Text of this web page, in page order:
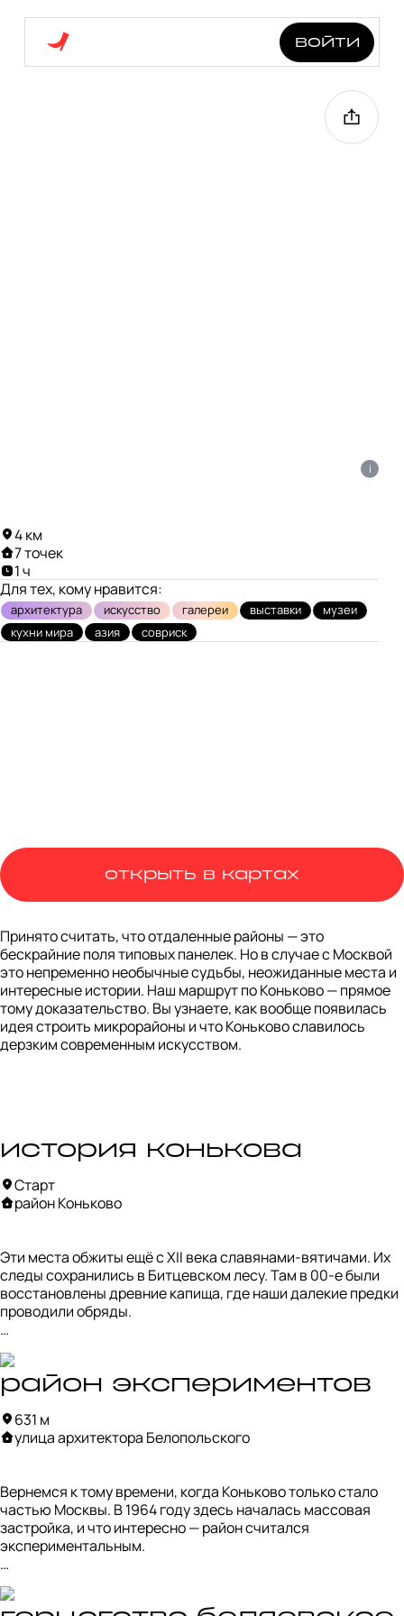
войти
i
Принято считать, что отдаленные районы — это
бескрайние поля типовых панелек. Но в случае с Москвой
это непременно необычные судьбы, неожиданные места и
интересные истории. Наш маршрут по Коньково — прямое
тому доказательство. Вы узнаете, как вообще появилась
идея строить микрорайоны и что Коньково славилось
дерзким современным искусством.
история конькова
Старт
район Коньково
Эти места обжиты ещё с XII века славянами-вятичами. Их
следы сохранились в Битцевском лесу. Там в 00-е были
восстановлены древние капища, где наши далекие предки
проводили обряды.
Позже здесь появились сёла — Беляево, Коньково и
другие, давшие названия району и улицам. Со времён
Петра I знать строила здесь усадьбы, а Екатерина II даже
планировала дворец как в Царицыно, но не сложилось.
Так тут и жили: тихо и по-дачному, пока в 1960-х году
район экспериментов
631 м
улица архитектора Белопольского
Вернемся к тому времени, когда Коньково только стало
частью Москвы. В 1964 году здесь началась массовая
застройка, и что интересно — район считался
экспериментальным.
Именно здесь впервые в СССР опробовали концепцию
«микрорайонов». Их спроектировали так, чтобы всё
4 км
7 точек
1 ч
Для тех, кому нравится:
архитектура искусство галереи выставки
музеи
кухни мира
азия совриск
открыть в картах